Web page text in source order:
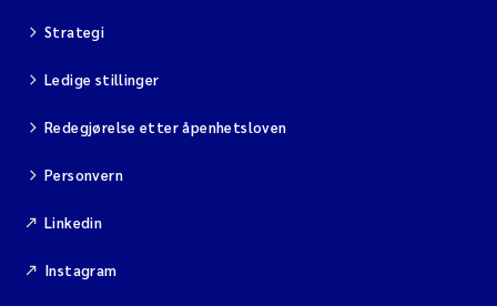
Strategi
Ledige stillinger
Redegjørelse etter åpenhetsloven
Personvern
Linkedin
Instagram